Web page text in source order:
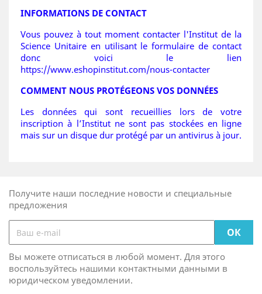
INFORMATIONS DE CONTACT
Vous pouvez à tout moment contacter l'Institut de la
Science Unitaire en utilisant le formulaire de contact
donc voici le lien
https://www.eshopinstitut.com/nous-contacter
COMMENT NOUS PROTÉGEONS VOS DONNÉES
Les données qui sont recueillies lors de votre
inscription à l’Institut ne sont pas stockées en ligne
mais sur un disque dur protégé par un antivirus à jour.
Получите наши последние новости и специальные
предложения
Вы можете отписаться в любой момент. Для этого
воспользуйтесь нашими контактными данными в
юридическом уведомлении.